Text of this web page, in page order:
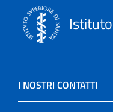
I NOSTRI CONTATTI